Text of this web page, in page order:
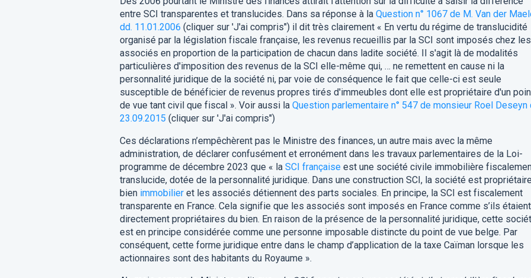
entre SCI transparentes et translucides. Dans sa réponse à la Question n° 1067 de M. Van der
dd. 11.01.2006 (cliquer sur 'J'ai compris") il dit très clairement « En vertu du régime de translucidité
organisé par la législation fiscale française, les revenus recueillis par la SCI sont imposés chez les
associés en proportion de la participation de chacun dans ladite société. Il s'agit là de modalités
particulières d'imposition des revenus de la SCI elle-même qui, … ne remettent en cause ni la
personnalité juridique de la société ni, par voie de conséquence le fait que celle-ci est seule
susceptible de bénéficier de revenus propres tirés d'immeubles dont elle est propriétaire d'un
de vue tant civil que fiscal ». Voir aussi la Question parlementaire n° 547 de monsieur Roel Deseyn
23.09.2015 (cliquer sur 'J'ai compris")
Ces déclarations n’empêchèrent pas le Ministre des finances, un autre mais avec la même
administration, de déclarer confusément et erronément dans les travaux parlementaires de la Loi-
programme de décembre 2023 que « la SCI françaiseest une société civile immobilière
translucide, dotée de la personnalité juridique. Dans une construction SCI, la société est
bien immobilieret les associés détiennent des parts sociales. En principe, la SCI est fiscalement
transparente en France. Cela signifie que les associés sont imposés en France comme s’ils étaient
directement propriétaires du bien. En raison de la présence de la personnalité juridique, cette
est en principe considérée comme une personne imposable distincte du point de vue belge. Par
conséquent, cette forme juridique entre dans le champ d’application de la taxe Caïman lorsque les
actionnaires sont des habitants du Royaume ».